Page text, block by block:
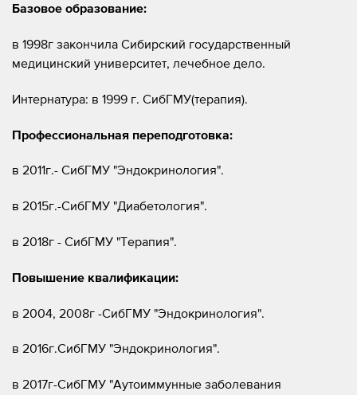
Базовое образование:
в 1998г закончила Сибирский государственный
медицинский университет, лечебное дело.
Интернатура: в 1999 г. СибГМУ(терапия).
Профессиональная переподготовка:
в 2011г.- СибГМУ "Эндокринология".
в 2015г.-СибГМУ "Диабетология".
в 2018г - СибГМУ "Терапия".
Повышение квалификации:
в 2004, 2008г -СибГМУ "Эндокринология".
в 2016г.СибГМУ "Эндокринология".
в 2017г-СибГМУ "Аутоиммунные заболевания